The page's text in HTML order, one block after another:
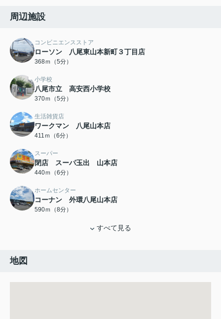
周辺施設
コンビニエンスストア
ローソン 八尾東山本新町３丁目店
368ｍ（5分）
小学校
八尾市立 高安西小学校
370ｍ（5分）
生活雑貨店
ワークマン 八尾山本店
411ｍ（6分）
スーパー
閉店 スーパ玉出 山本店
440ｍ（6分）
ホームセンター
コーナン 外環八尾山本店
590ｍ（8分）
すべて見る
地図